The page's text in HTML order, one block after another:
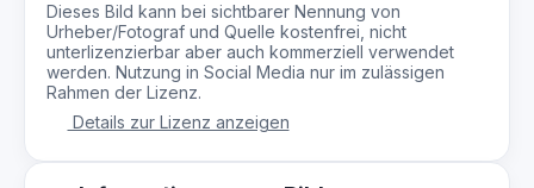
Dieses Bild kann bei sichtbarer Nennung von
Urheber/Fotograf und Quelle kostenfrei, nicht
unterlizenzierbar aber auch kommerziell verwendet
werden. Nutzung in Social Media nur im zulässigen
Rahmen der Lizenz.
Details zur Lizenz anzeigen